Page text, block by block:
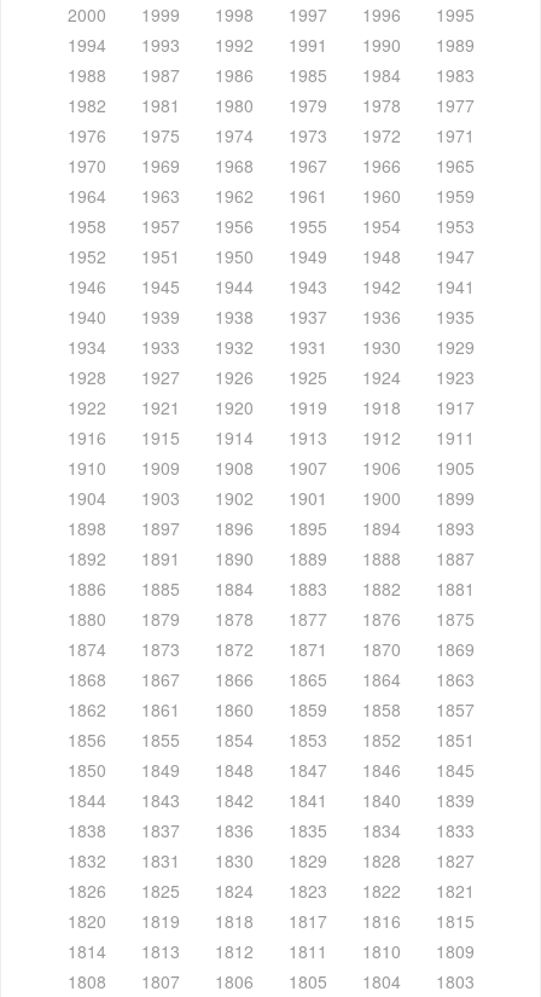
2000
1999 1998 1997 1996
1995
1994
1993 1992 1991 1990
1989
1988
1987 1986 1985 1984
1983
1982
1981 1980 1979 1978
1977
1976
1975 1974 1973 1972
1971
1970
1969 1968 1967 1966
1965
1964
1963 1962 1961 1960
1959
1958
1957 1956 1955 1954
1953
1952
1951 1950 1949 1948
1947
1946
1945 1944 1943 1942
1941
1940
1939 1938 1937 1936
1935
1934
1933 1932 1931 1930
1929
1928
1927 1926 1925 1924
1923
1922
1921 1920 1919 1918
1917
1916
1915 1914 1913 1912
1911
1910
1909 1908 1907 1906
1905
1904
1903 1902 1901 1900
1899
1898
1897 1896 1895 1894
1893
1892
1891 1890 1889 1888
1887
1886
1885 1884 1883 1882
1881
1880
1879 1878 1877 1876
1875
1874
1873 1872 1871 1870
1869
1868
1867 1866 1865 1864
1863
1862
1861 1860 1859 1858
1857
1856
1855 1854 1853 1852
1851
1850
1849 1848 1847 1846
1845
1844
1843 1842 1841 1840
1839
1838
1837 1836 1835 1834
1833
1832
1831 1830 1829 1828
1827
1826
1825 1824 1823 1822
1821
1820
1819 1818 1817 1816
1815
1814
1813 1812 1811 1810
1809
1808
1807 1806 1805 1804
1803